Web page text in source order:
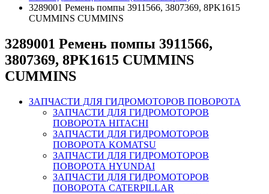
3289001 Ремень помпы 3911566, 3807369, 8PK1615
CUMMINS CUMMINS
3289001 Ремень помпы 3911566,
3807369, 8PK1615 CUMMINS
CUMMINS
ЗАПЧАСТИ ДЛЯ ГИДРОМОТОРОВ ПОВОРОТА
ЗАПЧАСТИ ДЛЯ ГИДРОМОТОРОВ
ПОВОРОТА HITACHI
ЗАПЧАСТИ ДЛЯ ГИДРОМОТОРОВ
ПОВОРОТА KOMATSU
ЗАПЧАСТИ ДЛЯ ГИДРОМОТОРОВ
ПОВОРОТА HYUNDAI
ЗАПЧАСТИ ДЛЯ ГИДРОМОТОРОВ
ПОВОРОТА CATERPILLAR